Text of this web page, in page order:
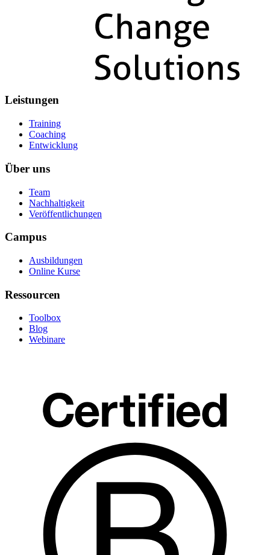
Leistungen
Training
Coaching
Entwicklung
Über uns
Team
Nachhaltigkeit
Veröffentlichungen
Campus
Ausbildungen
Online Kurse
Ressourcen
Toolbox
Blog
Webinare